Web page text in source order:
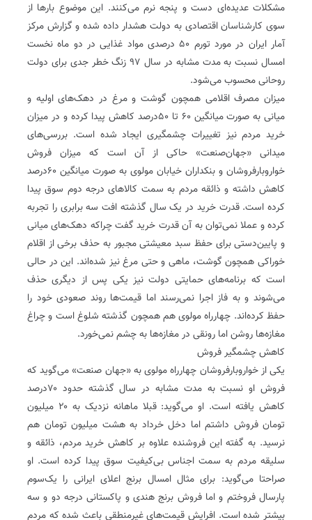
مشکلات عدیده‌ای دست و پنجه نرم می‌کنند. این موضوع بار‌ها از
سوی کارشناسان اقتصادی به دولت هشدار داده شده و گزارش مرکز
آمار ایران در مورد تورم ۵۰ درصدی مواد غذایی در دو ماه نخست
امسال نسبت به مدت مشابه در سال ۹۷ زنگ خطر جدی برای دولت
روحانی محسوب می‌شود‌.
میزان مصرف اقلامی همچون گوشت و مرغ در دهک‌های اولیه و
میانی به صورت میانگین ۶۰ تا ۵۰درصد کاهش پیدا کرده و در میزان
خرید مردم نیز تغییرات چشمگیری ایجاد شده است‌‌. بررسی‌های
میدانی «جهان‌صنعت» حاکی از آن است که میزان فروش
خواروبارفروشان و بنکداران خیابان مولوی به صورت میانگین ۶۰درصد
کاهش داشته و ذائقه مردم به سمت کالاهای درجه دوم سوق پیدا
کرده است‌‌. قدرت خرید در یک سال گذشته افت سه برابری را تجربه
کرده و عملا نمی‌توان به آن قدرت خرید گفت چراکه دهک‌های میانی
و پایین‌دستی برای حفظ سبد معیشتی مجبور به حذف برخی از اقلام
خوراکی همچون گوشت، ماهی و حتی مرغ نیز شده‌اند‌‌. این در حالی
است که برنامه‌های حمایتی دولت نیز یکی پس از دیگری حذف
می‌شوند و به فاز اجرا نمی‌رسند اما قیمت‌ها روند صعودی خود را
حفظ کرده‌اند‌‌. چهارراه مولوی هم همچون گذشته شلوغ است و چراغ
مغازه‌ها روشن اما رونقی در مغازه‌ها به چشم نمی‌خورد.
کاهش چشمگیر فروش
یکی از خواروبارفروشان چهارراه مولوی به «جهان صنعت» می‌گوید که
فروش او نسبت به مدت مشابه در سال گذشته حدود ۷۰درصد
کاهش یافته ‌‌است. او می‌گوید: قبلا ماهانه نزدیک به ۲۰ میلیون
تومان فروش داشتم اما دخل خرداد به هشت میلیون تومان هم
نرسید‌‌. به گفته این فروشنده علاوه بر کاهش خرید مردم، ذائقه و
سلیقه مردم به سمت اجناس بی‌کیفیت سوق پیدا کرده است‌‌. او
صراحتا می‌گوید: برای مثال امسال برنج اعلای ایرانی را یک‌سوم
پارسال فروختم و اما فروش برنج هندی و پاکستانی درجه دو و سه
بیشتر شده است‌‌. افرایش قیمت‌های غیرمنطقی باعث شده که مردم